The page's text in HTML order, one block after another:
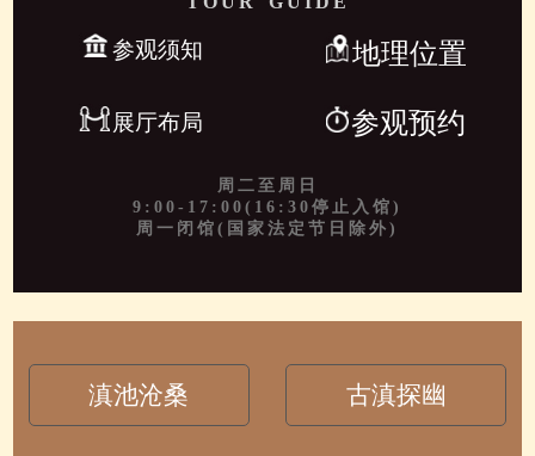
参观须知 地理位置
展厅布局 参观预约
周二至周日
9:00-17:00(16:30停止入馆)
周一闭馆(国家法定节日除外)
滇池沧桑 古滇探幽